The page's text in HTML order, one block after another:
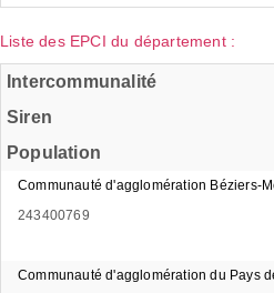
Liste des EPCI du département :
Intercommunalité
Siren
Population
Communauté d'agglomération Béziers-
243400769
Communauté d'agglomération du Pays